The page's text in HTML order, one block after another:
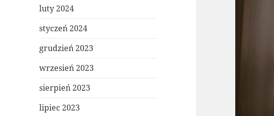
luty 2024
styczeń 2024
grudzień 2023
wrzesień 2023
sierpień 2023
lipiec 2023